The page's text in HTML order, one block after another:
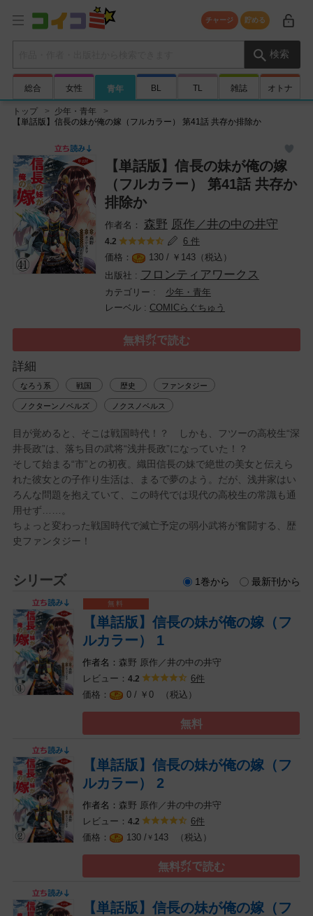
チャージ 貯める
検索
総合 女性 青年 BL TL 雑誌 オトナ
トップ
少年・青年
【単話版】信長の妹が俺の嫁（フルカラー） 第41話 共存か排除か
【単話版】信長の妹が俺の嫁
（フルカラー） 第41話 共存か
排除か
森野 原作／井の中の井守
4.2
6 件
130 / ￥ 143（税込）
フロンティアワークス
少年・青年
COMICらぐちゅう
無料㌽で読む
詳細
なろう系 戦国 歴史 ファンタジー
ノクターンノベルズ ノクスノベルス
目が覚めると、そこは戦国時代！？ しかも、フツーの高校生“深
井長政”は、落ち目の武将“浅井長政”になっていた！？
そして始まる“市”との初夜。織田信長の妹で絶世の美女と伝えら
れた彼女との子作り生活は、まるで夢のよう。だが、浅井家はい
ろんな問題を抱えていて、この時代では現代の高校生の常識も通
用せず……。
ちょっと変わった戦国時代で滅亡予定の弱小武将が奮闘する、歴
史ファンタジー！
シリーズ 1巻から 最新刊から
【単話版】信長の妹が俺の嫁（フ
ルカラー） 1
森野 原作／井の中の井守
レビュー： 4.2
6件
0 / ￥ 0 （税込）
無料
【単話版】信長の妹が俺の嫁（フ
ルカラー） 2
森野 原作／井の中の井守
レビュー： 4.2
6件
130 / ￥ 143 （税込）
無料㌽で読む
【単話版】信長の妹が俺の嫁（フ